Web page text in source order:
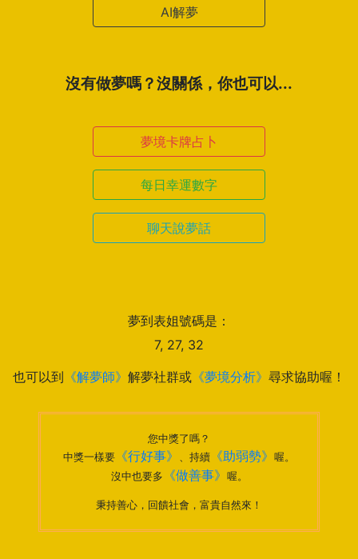
AI解夢
沒有做夢嗎？沒關係，你也可以...
夢境卡牌占卜
每日幸運數字
聊天說夢話
夢到表姐號碼是：
7, 27, 32
也可以到 《解夢師》 解夢社群或 《夢境分析》 尋求協助喔！
您中獎了嗎？
中獎一樣要 《行好事》 、持續 《助弱勢》 喔。
沒中也要多
《做善事》 喔。
秉持善心，回饋社會，富貴自然來！